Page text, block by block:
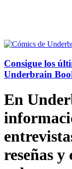
Consigue los
Underbrain
En
reseñas